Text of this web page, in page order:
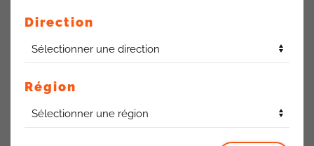
Article 23 de l’accord du 22 juillet 2022 GPEC
Pour les tuteurs non-cadres, cadres non optant au CRV ou
cadres optant ayant une rémunération annuelle brute (CRV
inclus) inférieure à 52 000 € bruts,
une prime de tutorat d’un montant brut de 300 euros, liée
à l’intégration d’un collaborateur en mobilité, sera versée à
Direction
Région